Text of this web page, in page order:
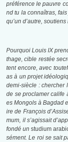
préférence le pauvre
nd tu la connaîtras,
qu’un d’autre,
Pourquoi Louis IX
thage, cible restée
tent encore, avec
as à un projet
demi-siècle : chercher
de se proclamer calife
es Mongols à Bagdad
ire de François
mum, il s’agissait
fondé unstudium
sément. Le roi se sait